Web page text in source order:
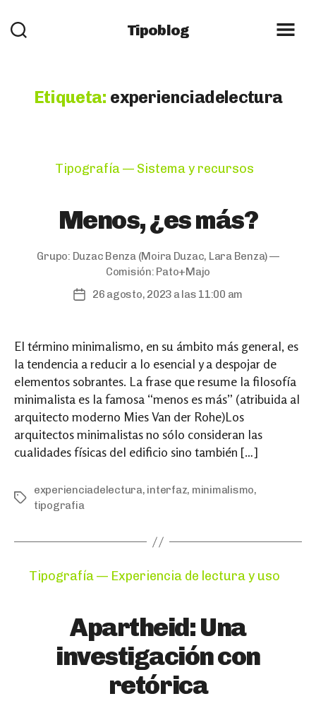
Tipoblog
Etiqueta: experienciadelectura
Categories
Tipografía — Sistema y recursos
Menos, ¿es más?
Grupo: Duzac Benza(Moira Duzac, Lara Benza) —
Comisión: Pato+Majo
Post26 agosto, 2023 a las 11:00 am
El término minimalismo, en su ámbito más general, es
la tendencia a reducir a lo esencial y a despojar de
elementos sobrantes. La frase que resume la filosofía
minimalista es la famosa “menos es más” (atribuida al
arquitecto moderno Mies Van der Rohe)Los
arquitectos minimalistas no sólo consideran las
cualidades físicas del edificio sino también […]
Tags
experienciadelectura, interfaz, minimalismo,
tipografia
Categories
Tipografía — Experiencia de lectura y uso
Apartheid: Una
investigación con
retórica